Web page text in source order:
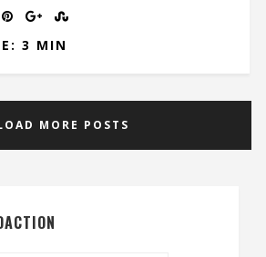
3 MIN
MORE POSTS